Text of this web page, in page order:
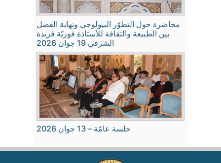
محاضرة حول التطوّر البيولوجي ونهاية الفصل
بين الطبيعة والثقافة للأستاذة فوزيّة فريدة
الشرفي 19 جوان 2026
جلسة عامّة – 13 جوان 2026